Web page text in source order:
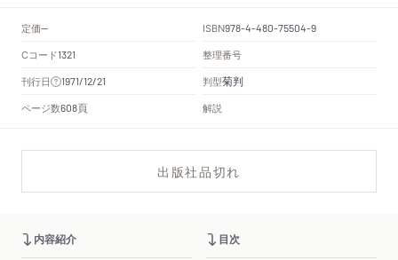
定価-- ISBN978-4-480-75504-9
Cコード1321
整理番号
刊行日
1971/12/21 判型菊判
ページ数608頁 解説
出版社品切れ
内容紹介 目次